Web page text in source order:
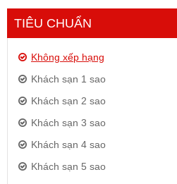
TIÊU CHUẨN
Không xếp hạng
Khách sạn 1 sao
Khách sạn 2 sao
Khách sạn 3 sao
Khách sạn 4 sao
Khách sạn 5 sao